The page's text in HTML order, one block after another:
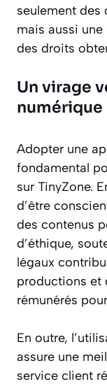
seulement des
mais aussi
des droits
Un virage
numérique
Adopter une
fondamental
sur TinyZone.
d’être
des contenus
d’éthique,
légaux
productions et
rémunérés
En outre,
assure une
service client